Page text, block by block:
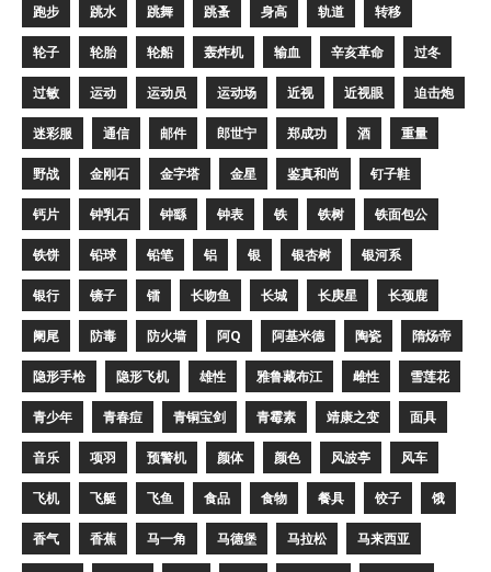
跑步 跳水 跳舞 跳蚤 身高 轨道 转移
轮子 轮胎 轮船 轰炸机 输血 辛亥革命 过冬
过敏 运动 运动员 运动场 近视 近视眼 迫击炮
迷彩服 通信 邮件 郎世宁 郑成功 酒 重量
野战 金刚石 金字塔 金星 鉴真和尚 钉子鞋
钙片 钟乳石 钟繇 钟表 铁 铁树 铁面包公
铁饼 铅球 铅笔 铝 银 银杏树 银河系
银行 镜子 镭 长吻鱼 长城 长庚星 长颈鹿
阑尾 防毒 防火墙 阿Q 阿基米德 陶瓷 隋炀帝
隐形手枪 隐形飞机 雄性 雅鲁藏布江 雌性 雪莲花
青少年 青春痘 青铜宝剑 青霉素 靖康之变 面具
音乐 项羽 预警机 颜体 颜色 风波亭 风车
飞机 飞艇 飞鱼 食品 食物 餐具 饺子 饿
香气 香蕉 马一角 马德堡 马拉松 马来西亚